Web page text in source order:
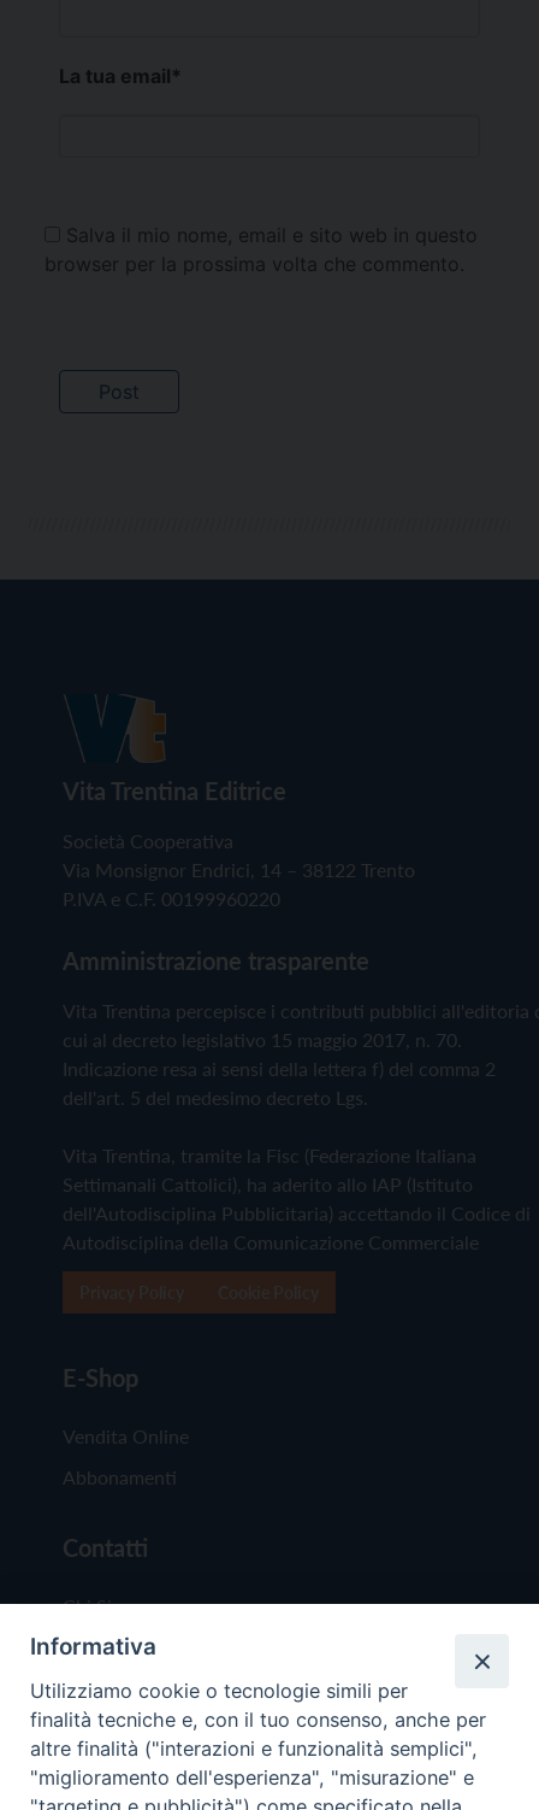
La tua email*
Salva il mio nome, email e sito web in questo
browser per la prossima volta che commento.
Vita Trentina Editrice
Società Cooperativa
Via Monsignor Endrici, 14 – 38122 Trento
P.IVA e C.F. 00199960220
Amministrazione trasparente
Vita Trentina percepisce i contributi pubblici all'editoria
cui al decreto legislativo 15 maggio 2017, n. 70.
Indicazione resa ai sensi della lettera f) del comma 2
dell'art. 5 del medesimo decreto Lgs.
Vita Trentina, tramite la Fisc (Federazione Italiana
Settimanali Cattolici), ha aderito allo IAP (Istituto
dell'Autodisciplina Pubblicitaria) accettando il Codice di
Autodisciplina della Comunicazione Commerciale
E-Shop
Vendita Online
Abbonamenti
Contatti
Chi Siamo
Redazione
Scrivici
Informativa
Utilizziamo cookie o tecnologie simili per
finalità tecniche e, con il tuo consenso, anche per
altre finalità ("interazioni e funzionalità semplici",
"miglioramento dell'esperienza", "misurazione" e